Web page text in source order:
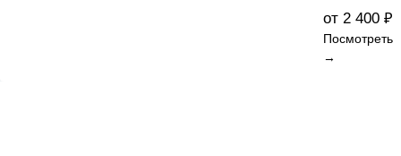
от 2 400 ₽
Посмотреть
→